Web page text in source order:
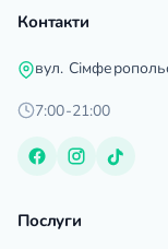
Контакти
вул.
7:00-21:00
Послуги